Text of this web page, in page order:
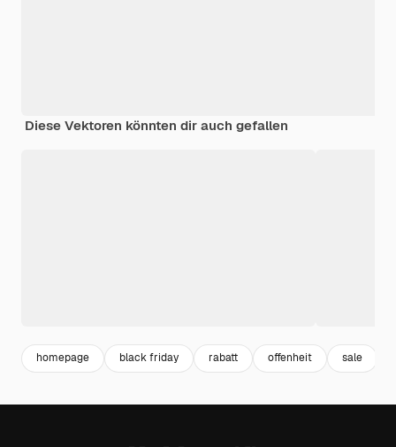
Diese Vektoren könnten dir auch gefallen
homepage black friday rabatt offenheit sale